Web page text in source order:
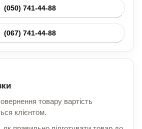
(050) 741-44-88
(067) 741-44-88
товару вартість
клієнтом.